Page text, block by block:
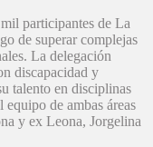
participantes de La
de superar complejas
La delegación
discapacidad y
talento en disciplinas
de ambas áreas
y ex Leona, Jorgelina